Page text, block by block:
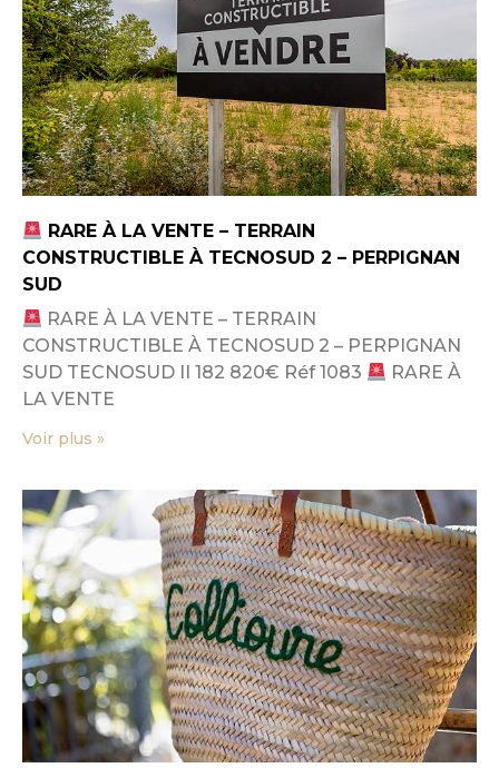
RARE À LA VENTE – TERRAIN
CONSTRUCTIBLE À TECNOSUD 2 – PERPIGNAN
SUD
RARE À LA VENTE – TERRAIN
CONSTRUCTIBLE À TECNOSUD 2 – PERPIGNAN
SUD TECNOSUD II 182 820€ Réf 1083
RARE À
LA VENTE
Voir plus »